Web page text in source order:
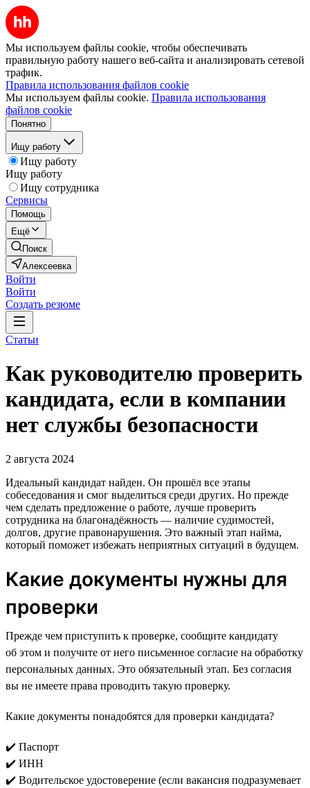
Мы используем файлы cookie, чтобы обеспечивать
правильную работу нашего веб-сайта и анализировать сетевой
трафик.
Правила использования файлов cookie
Мы используем файлы cookie. Правила использования
файлов cookie
Понятно
Ищу работу
Ищу работу
Ищу работу
Ищу сотрудника
Сервисы
Помощь
Ещё
Поиск
Алексеевка
Войти
Войти
Создать резюме
Статьи
Как руководителю проверить
кандидата, если в компании
нет службы безопасности
2 августа 2024
Идеальный кандидат найден. Он прошёл все этапы
собеседования и смог выделиться среди других. Но прежде
чем сделать предложение о работе, лучше проверить
сотрудника на благонадёжность — наличие судимостей,
долгов, другие правонарушения. Это важный этап найма,
который поможет избежать неприятных ситуаций в будущем.
Какие документы нужны для
проверки
Прежде чем приступить к проверке, сообщите кандидату
об этом и получите от него письменное согласие на обработку
персональных данных. Это обязательный этап. Без согласия
вы не имеете права проводить такую проверку.
Какие документы понадобятся для проверки кандидата?
✔️ Паспорт
✔️ ИНН
✔️ Водительское удостоверение (если вакансия подразумевает